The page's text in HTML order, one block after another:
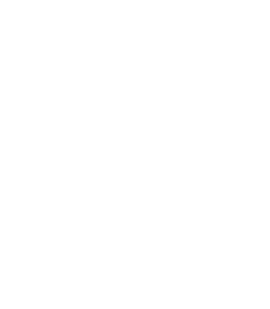
im 5. Liftstock und hat
m.